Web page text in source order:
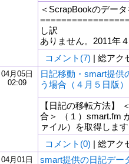
＜ScrapBookのデー
し訳
ありません。2011年
コメント(7) | 総アク
04月05日
02:09
日記移動・smart提供
う場合（４月５日版）
【日記の移転方法】
合＞ （１）smart.fm
ァイル）を取得しま
コメント(0) | 総アク
04月01日
smart提供の日記デー